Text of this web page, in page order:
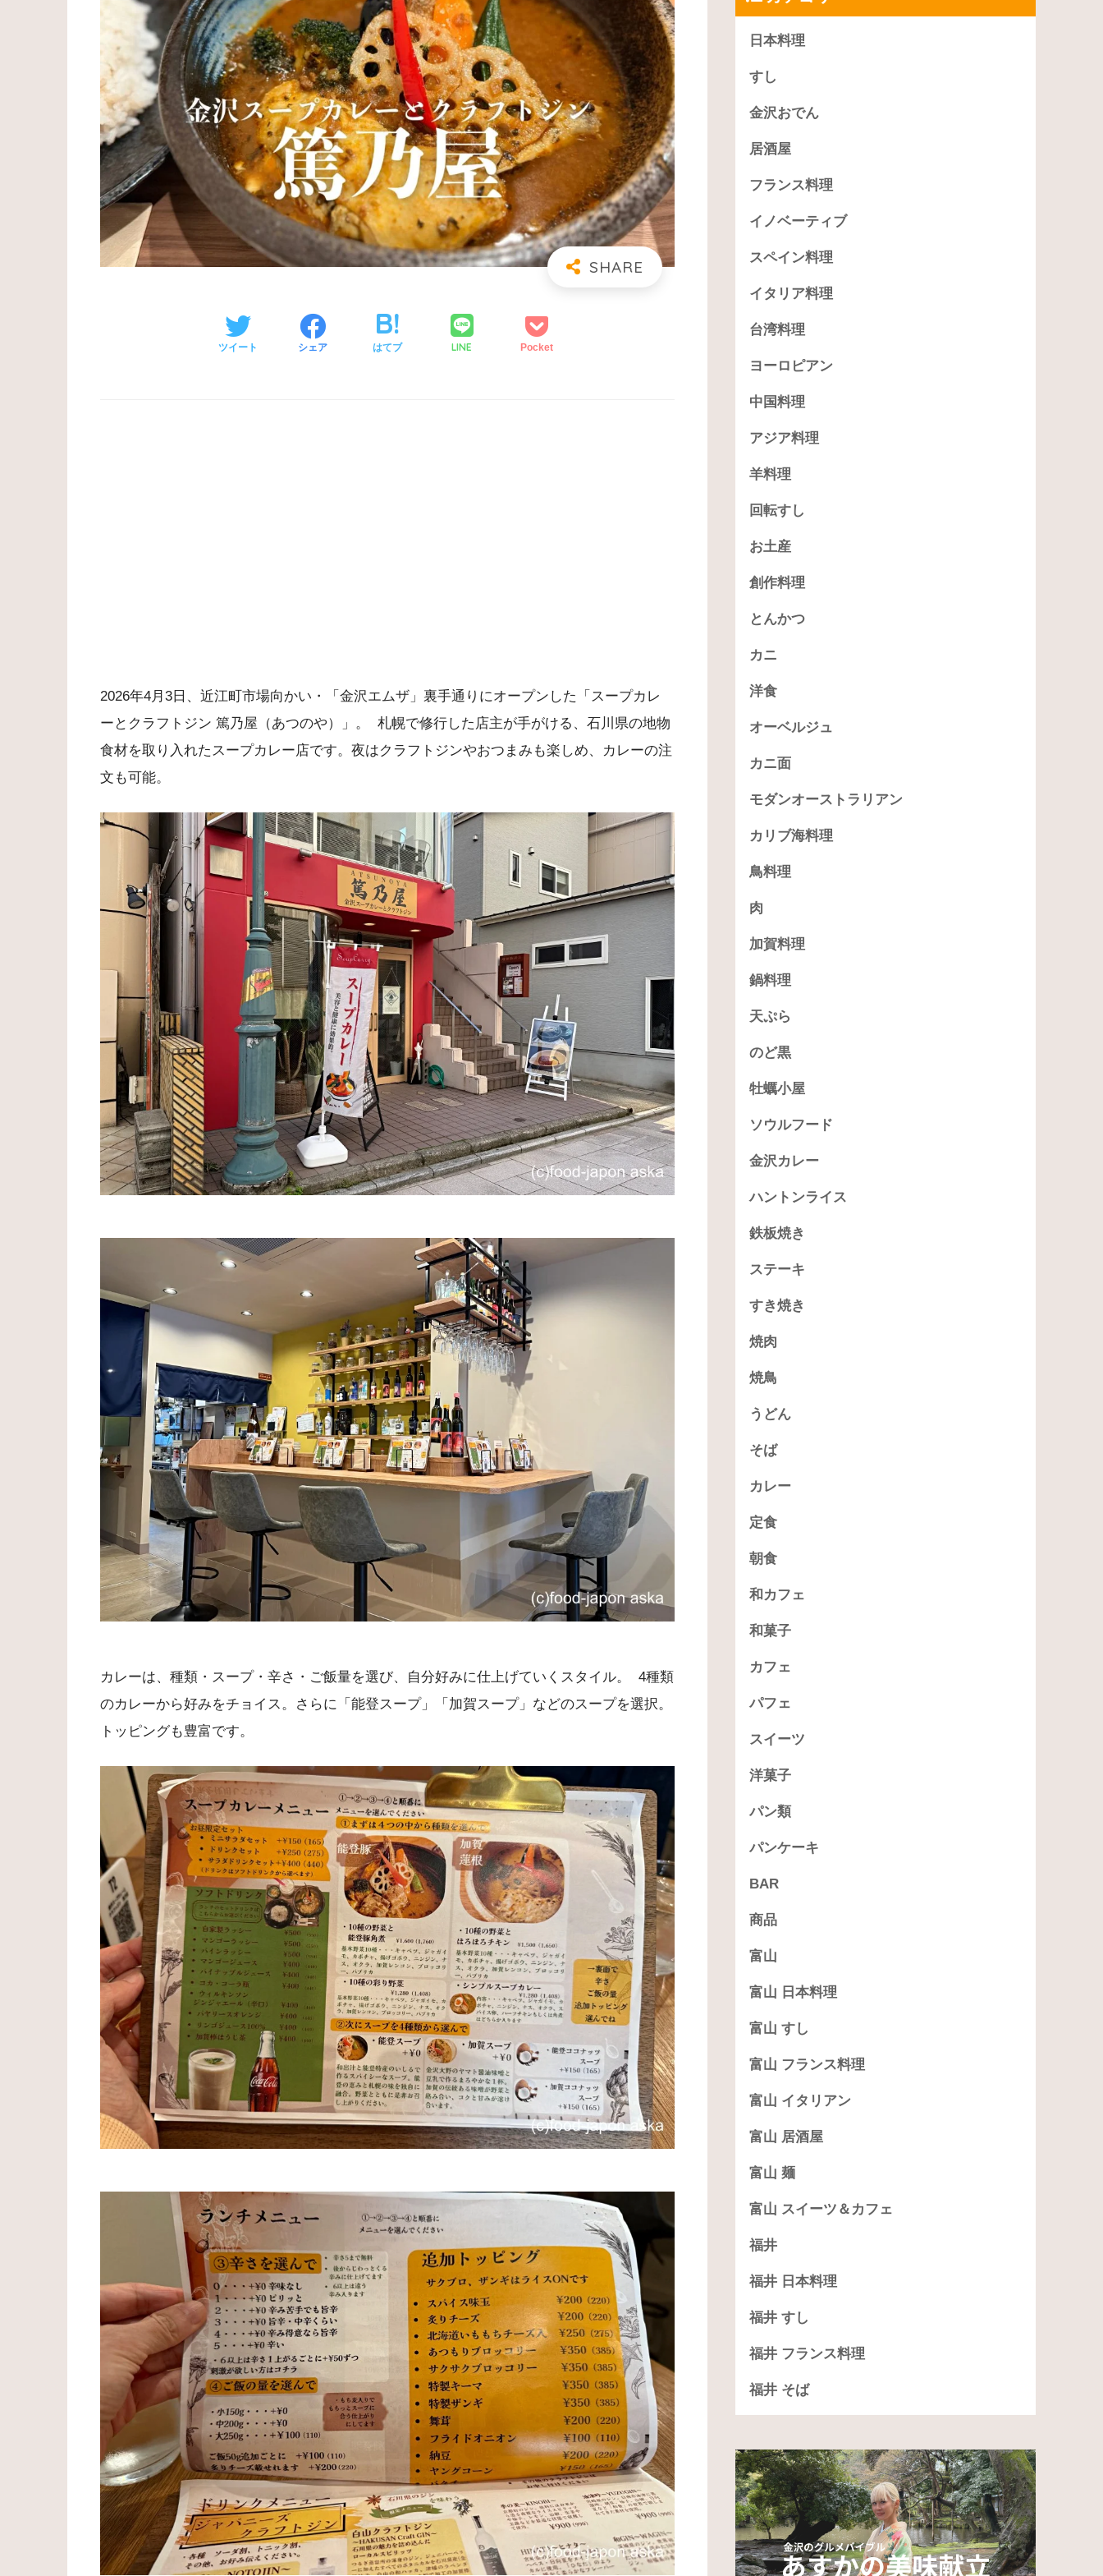
ツイート シェア はてブ LINE Pocket
2026年4月3日、近江町市場向かい・「金沢エムザ」裏手通りにオープンした「スープカレ
ーとクラフトジン 篤乃屋（あつのや）」。 札幌で修行した店主が手がける、石川県の地物
食材を取り入れたスープカレー店です。夜はクラフトジンやおつまみも楽しめ、カレーの注
文も可能。
カレーは、種類・スープ・辛さ・ご飯量を選び、自分好みに仕上げていくスタイル。 4種類
のカレーから好みをチョイス。さらに「能登スープ」「加賀スープ」などのスープを選択。
トッピングも豊富です。
日本料理
すし
金沢おでん
居酒屋
フランス料理
イノベーティブ
スペイン料理
イタリア料理
台湾料理
ヨーロピアン
中国料理
アジア料理
羊料理
回転すし
お土産
創作料理
とんかつ
カニ
洋食
オーベルジュ
カニ面
モダンオーストラリアン
カリブ海料理
鳥料理
肉
加賀料理
鍋料理
天ぷら
のど黒
牡蠣小屋
ソウルフード
金沢カレー
ハントンライス
鉄板焼き
ステーキ
すき焼き
焼肉
焼鳥
うどん
そば
カレー
定食
朝食
和カフェ
和菓子
カフェ
パフェ
スイーツ
洋菓子
パン類
パンケーキ
BAR
商品
富山
富山 日本料理
富山 すし
富山 フランス料理
富山 イタリアン
富山 居酒屋
富山 麺
富山 スイーツ＆カフェ
福井
福井 日本料理
福井 すし
福井 フランス料理
福井 そば